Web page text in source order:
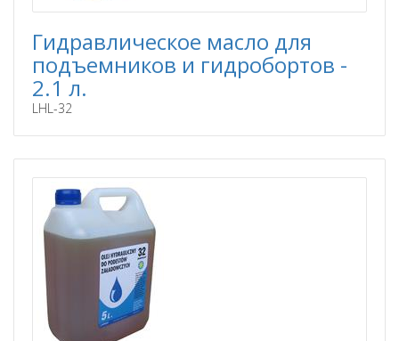
Гидравлическое масло для
подъемников и гидробортов -
2.1 л.
LHL-32